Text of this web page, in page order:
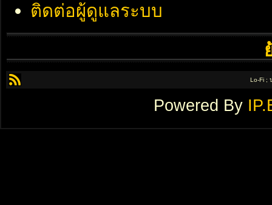
ติดต่อผู้ดูแลระบบ
Lo-Fi ;
Powered By